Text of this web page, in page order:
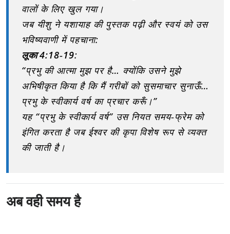
वालों के लिए खुल गया।
जब यीशु ने यशायाह की पुस्तक पढ़ी और स्वयं को उस
भविष्यवाणी में पहचाना:
लूका 4:18‑19:
“प्रभु की आत्मा मुझ पर है… क्योंकि उसने मुझे
अभिषीकृत किया है कि मैं गरीबों को सुसमाचार सुनाऊँ…
प्रभु के स्वीकार्य वर्ष का प्रचार करूँ।”
यह “प्रभु के स्वीकार्य वर्ष” उस नियत समय‑फ्रेम को
इंगित करता है जब ईश्वर की कृपा विशेष रूप से व्यक्त
की जाती है।
अब वही समय है